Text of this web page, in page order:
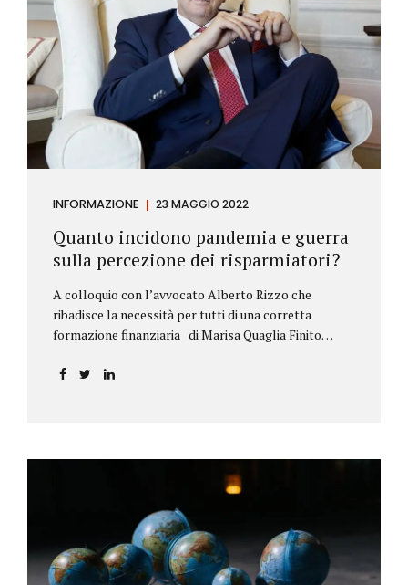
svolgimento della libera professione. Per il Giudice
fiorentino, Dott.ssa Susanna Zanda, il
provvedimento assunto dal Consiglio lede...
INFORMAZIONE 23 MAGGIO 2022
Quanto incidono pandemia e guerra
sulla percezione dei risparmiatori?
A colloquio con l’avvocato Alberto Rizzo che
ribadisce la necessità per tutti di una corretta
formazione finanziaria di Marisa Quaglia Finito
periodo grigio della pandemia da Covid, possiamo
bancario e postale, direttore generale
dell’Accademia di educazione finanziaria presieduta
da Beppe Ghisolfi. Avvocato Rizzo, si sono
registrati cambiamenti sulla percezione della
sicurezza dei propri risparmi? Parto da una
considerazione scientifica. John Ioannidis, noto
professore di medicina, di epidemiologia e...